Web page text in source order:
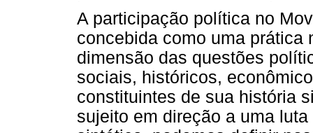
A participação política no
concebida como uma prática
dimensão das questões
sociais, históricos,
constituintes de sua história
sujeito em direção a uma